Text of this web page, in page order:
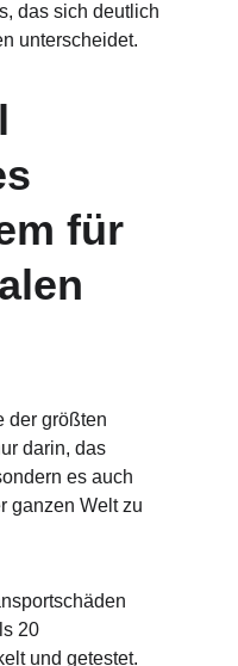
das sich deutlich
unterscheidet.
für
der größten
darin, das
es auch
ganzen Welt zu
20
und getestet.